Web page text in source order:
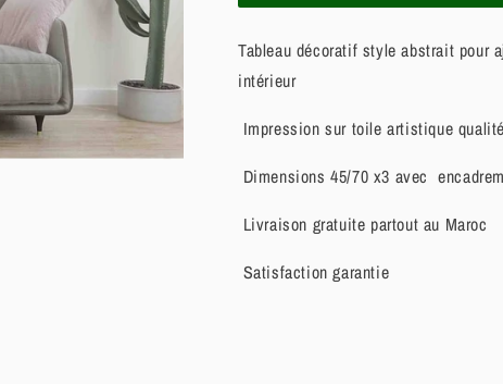
Tableau décoratif style abstrait pour
intérieur
Impression sur toile artistique
Dimensions 45/70 x3 avec
Livraison gratuite partout au Maroc
Satisfaction garantie